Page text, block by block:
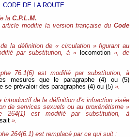
CODE DE LA ROUTE
la C.P.L.M.
article modifie la version française du Code
la définition de « circulation » figurant au
par substitution, à «
locomotion», de
76.1(6) est modifié par substitution, à
mesures que le paragraphe (4) ou (5)
se prévaloir des paragraphes (4) ou (5) ».
introductif de la définition d'« infraction visée
de services sexuels ou au proxénétisme »
264(1) est modifié par substitution, à
».
264(6.1) est remplacé par ce qui suit :